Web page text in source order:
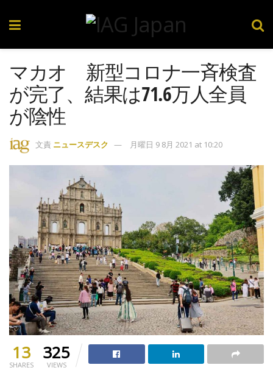
マカオ 新型コロナ一斉検査
が完了、結果は71.6万人全員
が陰性
文責 ニュースデスク 月曜日 9 8月 2021 at 10:20
13
SHARES
325
VIEWS